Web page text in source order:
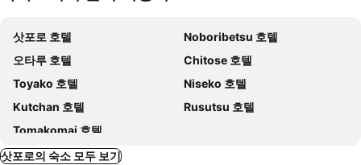
삿포로 호텔
Noboribetsu 호텔
오타루 호텔
Chitose 호텔
Toyako 호텔
Niseko 호텔
Kutchan 호텔
Rusutsu 호텔
Tomakomai 호텔
삿포로의 숙소 모두 보기